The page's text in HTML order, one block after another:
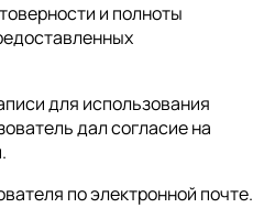
и полноты
для использования
дал согласие на
по электронной почте.